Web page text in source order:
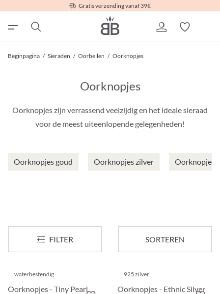
Gratis verzending vanaf 39€
Beginpagina / Sieraden / Oorbellen / Oorknopjes
Oorknopjes
Oorknopjes zijn verrassend veelzijdig en het ideale sieraad
voor de meest uiteenlopende gelegenheden!
Oorknopjes goud Oorknopjes zilver Oorknopjes
FILTER SORTEREN
Oorknopjes - Luminous Balls Oorknopjes - Ocean Aura
waterbestendig
Oorknopjes - Tiny Pearl
925 zilver
Oorknopjes - Ethnic Silver